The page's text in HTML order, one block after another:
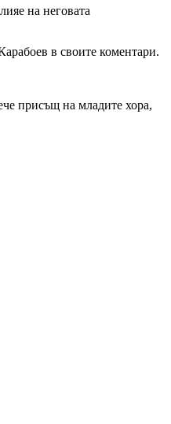
на неговата
в своите коментари.
присъщ на младите хора,